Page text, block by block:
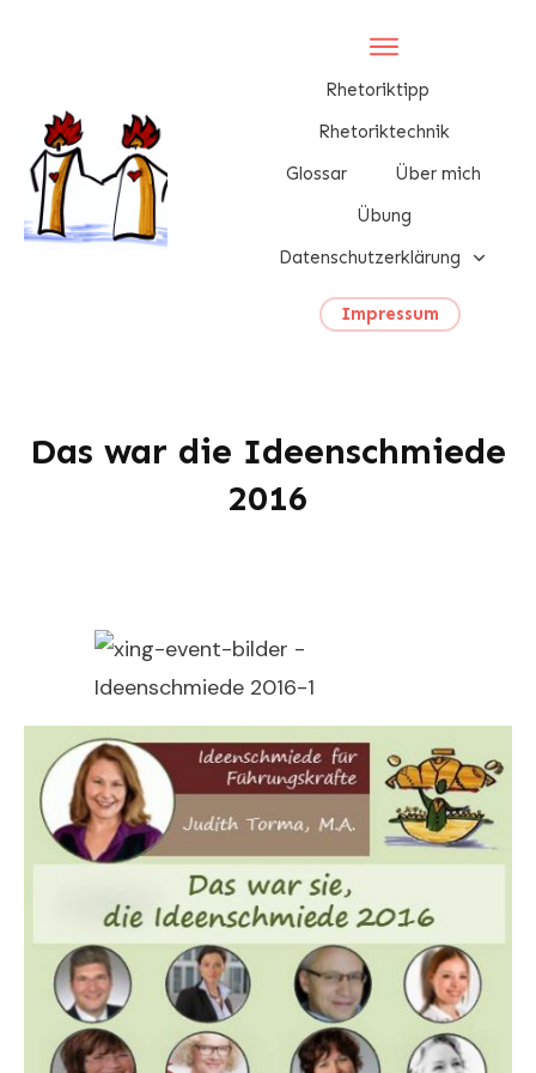
Rhetoriktipp
Rhetoriktechnik
Glossar
Über mich
Übung
Datenschutzerklärung
Impressum
Das war die Ideenschmiede
2016